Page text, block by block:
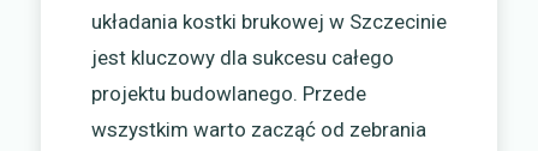
układania kostki brukowej w Szczecinie
jest kluczowy dla sukcesu całego
projektu budowlanego. Przede
wszystkim warto zacząć od zebrania